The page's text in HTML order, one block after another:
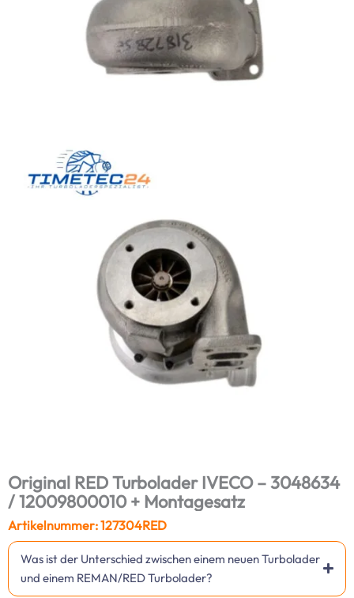
Original RED Turbolader IVECO – 3048634
/ 12009800010 + Montagesatz
Artikelnummer: 127304RED
Was ist der Unterschied zwischen einem neuen Turbolader
und einem REMAN/RED Turbolader?